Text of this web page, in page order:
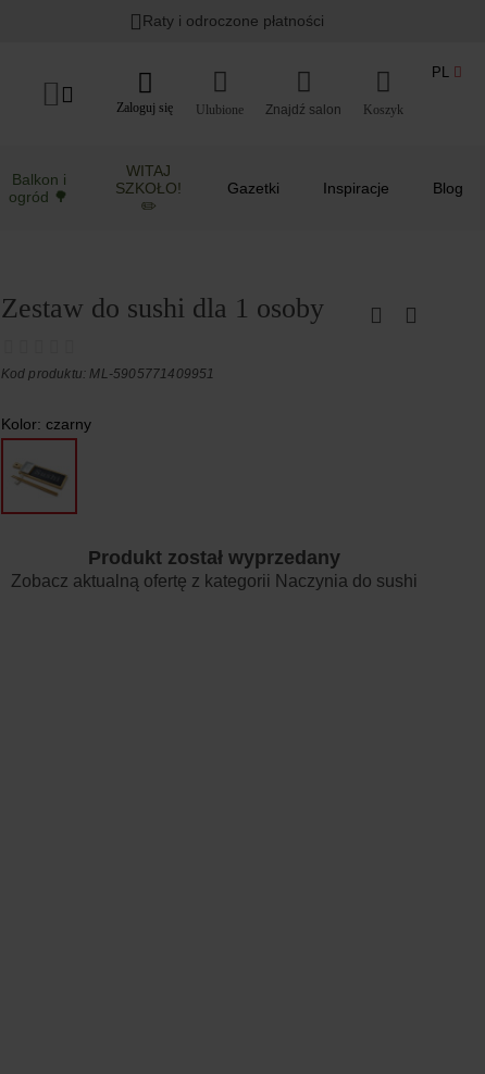
Raty i odroczone płatności
Zaloguj się Ulubione Koszyk
PL
Balkon i
ogród 🌳
WITAJ
SZKOŁO!
✏️
Gazetki Inspiracje Blog
Zestaw do sushi dla 1 osoby
Kod produktu: ML-5905771409951
Kolor: czarny
Produkt został wyprzedany
Zobacz aktualną ofertę z kategorii Naczynia do sushi